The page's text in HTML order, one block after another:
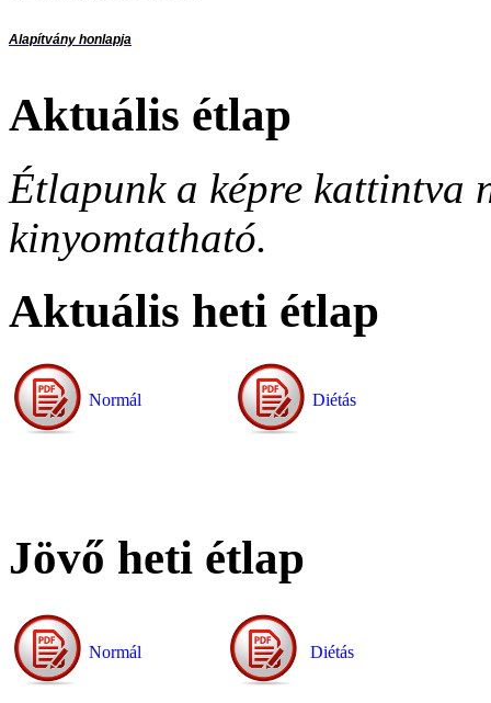
Alapítvány honlapja
Aktuális étlap
Étlapunk a képre kattintva
kinyomtatható.
Aktuális heti étlap
Normál Diétás
Jövő heti étlap
Normál Diétás